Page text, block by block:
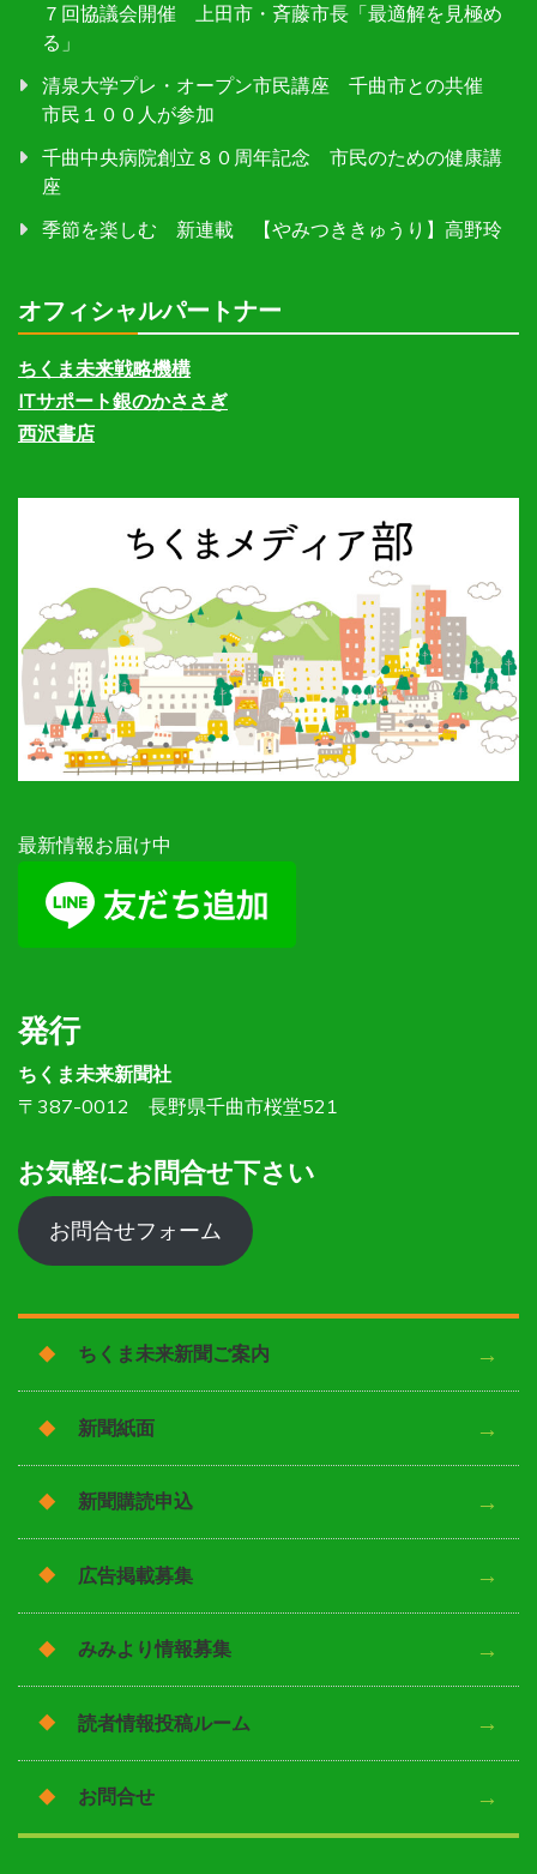
７回協議会開催 上田市・斉藤市長「最適解を見極め
る」
清泉大学プレ・オープン市民講座 千曲市との共催
市民１００人が参加
千曲中央病院創立８０周年記念 市民のための健康講
座
季節を楽しむ 新連載 【やみつききゅうり】高野玲
オフィシャルパートナー
ちくま未来戦略機構
ITサポート銀のかささぎ
西沢書店
最新情報お届け中
発行
ちくま未来新聞社
〒387-0012 長野県千曲市桜堂521
お気軽にお問合せ下さい
お問合せフォーム
ちくま未来新聞ご案内
新聞紙面
新聞購読申込
広告掲載募集
みみより情報募集
読者情報投稿ルーム
お問合せ